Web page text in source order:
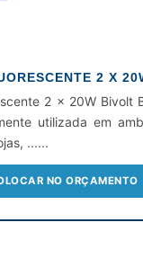
2 X
2 x 20W Bivolt
utilizada em
......
NO ORÇAMENTO